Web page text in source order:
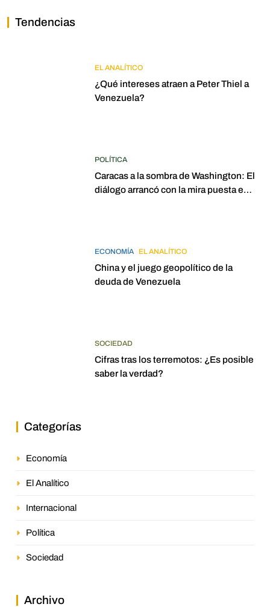
Tendencias
EL ANALÍTICO
¿Qué intereses atraen a Peter Thiel a
Venezuela?
POLÍTICA
Caracas a la sombra de Washington: El
diálogo arrancó con la mira puesta en
ECONOMÍA EL ANALÍTICO
China y el juego geopolítico de la
deuda de Venezuela
SOCIEDAD
Cifras tras los terremotos: ¿Es posible
saber la verdad?
Categorías
Economía
El Analítico
Internacional
Política
Sociedad
Archivo